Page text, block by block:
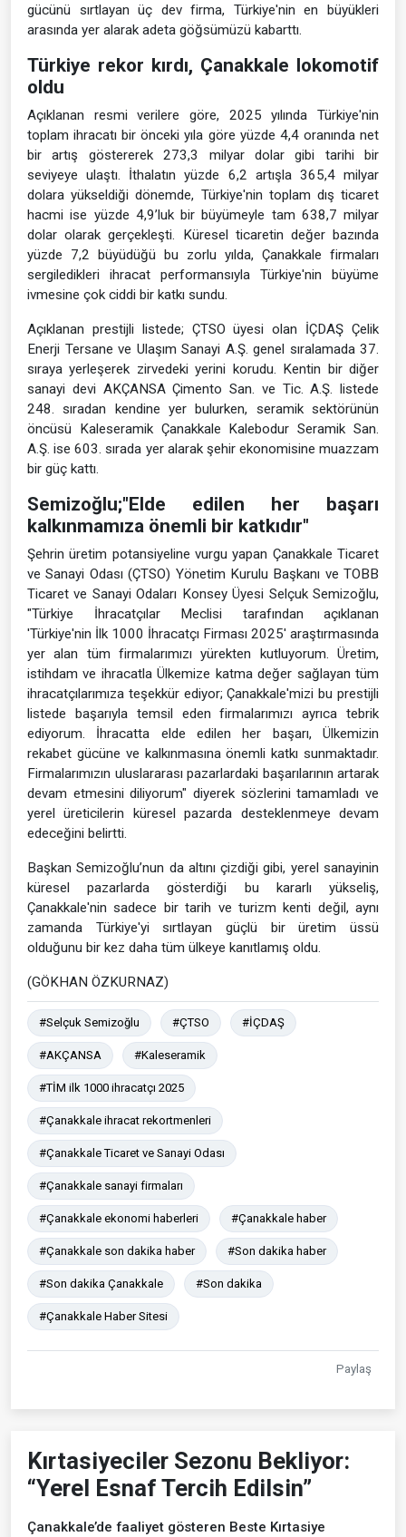
gücünü sırtlayan üç dev firma, Türkiye'nin en büyükleri
arasında yer alarak adeta göğsümüzü kabarttı.
Türkiye rekor kırdı, Çanakkale lokomotif
oldu
Açıklanan resmi verilere göre, 2025 yılında Türkiye'nin
toplam ihracatı bir önceki yıla göre yüzde 4,4 oranında net
bir artış göstererek 273,3 milyar dolar gibi tarihi bir
seviyeye ulaştı. İthalatın yüzde 6,2 artışla 365,4 milyar
dolara yükseldiği dönemde, Türkiye'nin toplam dış ticaret
hacmi ise yüzde 4,9’luk bir büyümeyle tam 638,7 milyar
dolar olarak gerçekleşti. Küresel ticaretin değer bazında
yüzde 7,2 büyüdüğü bu zorlu yılda, Çanakkale firmaları
sergiledikleri ihracat performansıyla Türkiye'nin büyüme
ivmesine çok ciddi bir katkı sundu.
Açıklanan prestijli listede; ÇTSO üyesi olan İÇDAŞ Çelik
Enerji Tersane ve Ulaşım Sanayi A.Ş. genel sıralamada 37.
sıraya yerleşerek zirvedeki yerini korudu. Kentin bir diğer
sanayi devi AKÇANSA Çimento San. ve Tic. A.Ş. listede
248. sıradan kendine yer bulurken, seramik sektörünün
öncüsü Kaleseramik Çanakkale Kalebodur Seramik San.
A.Ş. ise 603. sırada yer alarak şehir ekonomisine muazzam
bir güç kattı.
Semizoğlu;"Elde edilen her başarı
kalkınmamıza önemli bir katkıdır"
Şehrin üretim potansiyeline vurgu yapan Çanakkale Ticaret
ve Sanayi Odası (ÇTSO) Yönetim Kurulu Başkanı ve TOBB
Ticaret ve Sanayi Odaları Konsey Üyesi Selçuk Semizoğlu,
"Türkiye İhracatçılar Meclisi tarafından açıklanan
'Türkiye'nin İlk 1000 İhracatçı Firması 2025' araştırmasında
yer alan tüm firmalarımızı yürekten kutluyorum. Üretim,
istihdam ve ihracatla Ülkemize katma değer sağlayan tüm
ihracatçılarımıza teşekkür ediyor; Çanakkale'mizi bu prestijli
listede başarıyla temsil eden firmalarımızı ayrıca tebrik
ediyorum. İhracatta elde edilen her başarı, Ülkemizin
rekabet gücüne ve kalkınmasına önemli katkı sunmaktadır.
Firmalarımızın uluslararası pazarlardaki başarılarının artarak
devam etmesini diliyorum" diyerek sözlerini tamamladı ve
yerel üreticilerin küresel pazarda desteklenmeye devam
edeceğini belirtti.
Başkan Semizoğlu’nun da altını çizdiği gibi, yerel sanayinin
küresel pazarlarda gösterdiği bu kararlı yükseliş,
Çanakkale'nin sadece bir tarih ve turizm kenti değil, aynı
zamanda Türkiye'yi sırtlayan güçlü bir üretim üssü
olduğunu bir kez daha tüm ülkeye kanıtlamış oldu.
(GÖKHAN ÖZKURNAZ)
#Selçuk Semizoğlu #ÇTSO #İÇDAŞ
#AKÇANSA #Kaleseramik
#TİM ilk 1000 ihracatçı 2025
#Çanakkale ihracat rekortmenleri
#Çanakkale Ticaret ve Sanayi Odası
#Çanakkale sanayi firmaları
#Çanakkale ekonomi haberleri #Çanakkale haber
#Çanakkale son dakika haber #Son dakika haber
#Son dakika Çanakkale #Son dakika
#Çanakkale Haber Sitesi
Paylaş
Kırtasiyeciler Sezonu Bekliyor:
“Yerel Esnaf Tercih Edilsin”
Çanakkale’de faaliyet gösteren Beste Kırtasiye